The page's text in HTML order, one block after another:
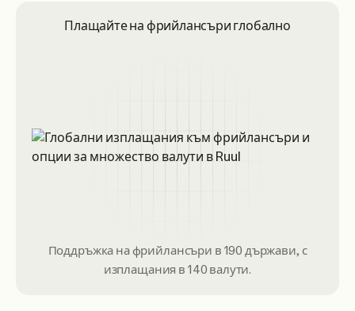
Плащайте на фрийлансъри глобално
Поддръжка на фрийлансъри в 190 държави, с
изплащания в 140 валути.